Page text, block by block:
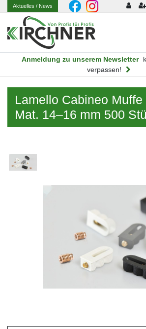
Aktuelles/ News
Anmeldung zu unserem Newsletter
verpassen!
Lamello Cabineo
Mat. 14–16 mm 500